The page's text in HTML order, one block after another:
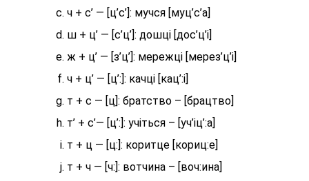
ч + с’ — [ц’с’]: мучся [муц’с’а]
ш + ц’ — [с’ц’]: дошці [дос’ц’і]
ж + ц’ — [з’ц’]: мережці [мерез’ц’і]
ч + ц’ — [ц’:]: качці [кац’:і]
т + с — [ц]: братство – [брaцтво]
т’ + с’— [ц’:]: учіться – [уч’іц’:a]
т + ц — [ц:]: коритце [кориц:е]
т + ч — [ч:]: вотчина – [вoч:ина]